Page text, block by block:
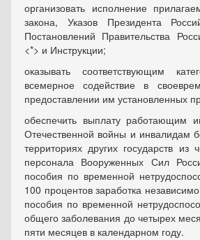
организовать исполнение
закона, Указов Президента
Постановлений Правительства
<*> и Инструкции;
оказывать соответствующим
всемерное содействие в
предоставлении им установленных
обеспечить выплату работающим
Отечественной войны и инвалидам
территориях других государств из
персонала Вооруженных Сил
пособия по временной
100 процентов заработка
пособия по временной
общего заболевания до четырех
пяти месяцев в календарном году.